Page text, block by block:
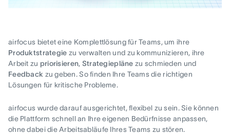
airfocus bietet eine Komplettlösung für Teams, um ihre
Produktstrategie zu verwalten und zu kommunizieren, ihre
Arbeit zu priorisieren, Strategiepläne zu schmieden und
Feedback zu geben. So finden Ihre Teams die richtigen
Lösungen für kritische Probleme.
airfocus wurde darauf ausgerichtet, flexibel zu sein. Sie können
die Plattform schnell an Ihre eigenen Bedürfnisse anpassen,
ohne dabei die Arbeitsabläufe Ihres Teams zu stören.